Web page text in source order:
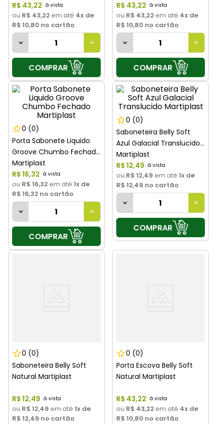
R$ 43,22
ou R$ 43,22 em até 4x de
R$ 10,80 no cartão
COMPRAR
R$ 43,22
ou R$ 43,22 em até 4x de
R$ 10,80 no cartão
COMPRAR
0 (0)
Porta Sabonete Liquido
Groove Chumbo Fechado
Martiplast
R$ 16,32
ou R$ 16,32 em até 1x de
R$ 16,32 no cartão
COMPRAR
0 (0)
Saboneteira Belly Soft
Azul Galacial Translucido
Martiplast
R$ 12,49
ou R$ 12,49 em até 1x de
R$ 12,49 no cartão
COMPRAR
0 (0)
Saboneteira Belly Soft
Natural Martiplast
R$ 12,49
ou R$ 12,49 em até 1x de
R$ 12,49 no cartão
0 (0)
Porta Escova Belly Soft
Natural Martiplast
R$ 43,22
ou R$ 43,22 em até 4x de
R$ 10,80 no cartão